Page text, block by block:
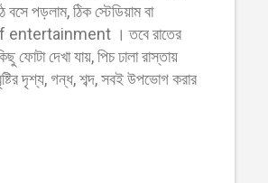
পড়লাম, ঠিক স্টেডিয়াম বা
of entertainment । তবে রাতের
ফোটা দেখা যায়, পিচ ঢালা রাস্তায়
দৃশ্য, গন্ধ, শব্দ, সবই উপভোগ করার